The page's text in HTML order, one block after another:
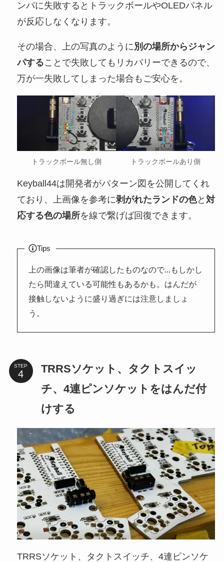
ンパに失敗するとトラックボールやOLEDパネル
が反応しなくなります。
その場合、上の写真のように 別の場所からジャン
パすることで失敗してもリカバリーできるので、
万が一失敗してしまった場合もご安心を。
トラックボール無し側 トラックボールあり側
Keyball44は開発者がパターン図を公開してくれ
ており、上画像を参考に剥がれたランドの色と 対
応する色の場所を線で繋げば回復できます。
Tips
上の画像は筆者が確認したものなので...もしかし
たら間違えている可能性もあるかも。はんだが
接触しないように盛り過ぎには注意しましょ
う。
STEP
TRRSソケット、タクトスイッ
チ、4連ピンソケットをはんだ付
けする
TRRSソケット、タクトスイッチ、4連ピンソケ